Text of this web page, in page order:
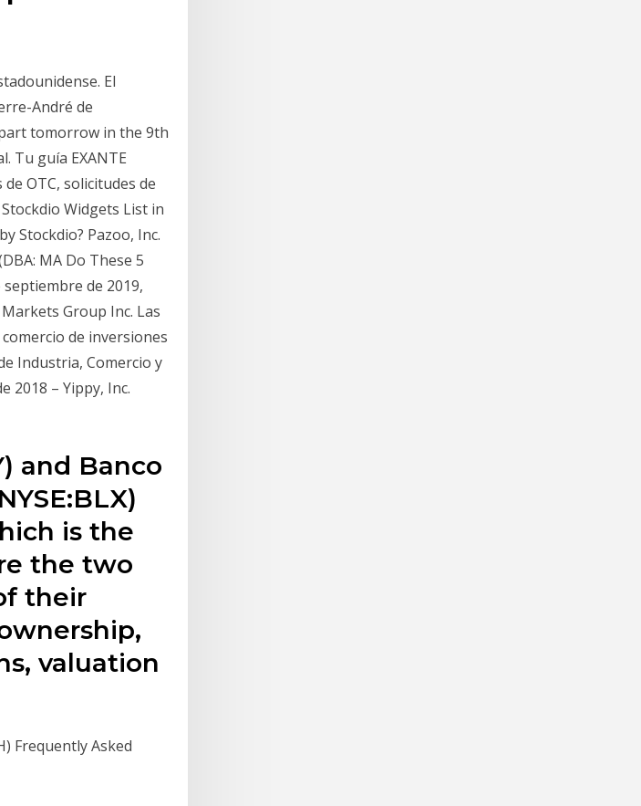
El
André de
tomorrow in the 9th
Tu guía EXANTE
OTC, solicitudes de
Widgets List in
Stockdio? Pazoo, Inc.
MA Do These 5
de 2019,
Group Inc. Las
de inversiones
Industria, Comercio y
2018 – Yippy, Inc.
and Banco
is the
the two
their
valuation
Frequently Asked